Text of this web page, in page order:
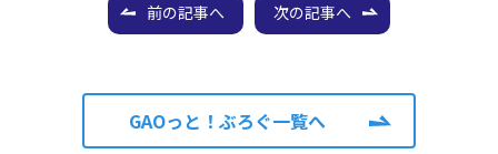
前の記事へ 次の記事へ
GAOっと！ぶろぐ一覧へ